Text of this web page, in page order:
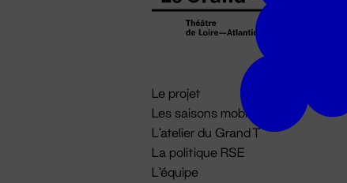
Le projet
Les saisons mobiles
L'atelier du Grand T
La politique RSE
L'équipe